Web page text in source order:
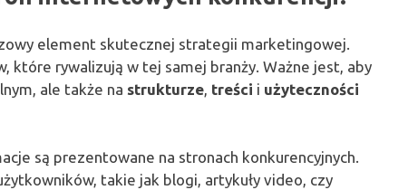
element skutecznej strategii marketingowej.
które rywalizują w tej samej branży. Ważne jest, aby
ale także na strukturze treści i użyteczności
są prezentowane na stronach konkurencyjnych.
takie jak blogi, artykuły video, czy